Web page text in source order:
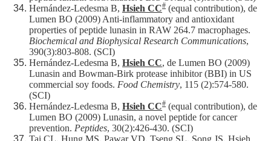
Hernández-Ledesma B, Hsieh CC# (equal contribution), de
Lumen BO (2009) Anti-inflammatory and antioxidant
properties of peptide lunasin in RAW 264.7 macrophages.
Biochemical and Biophysical Research Communications,
390(3):803-808. (SCI)
Hernández-Ledesma B, Hsieh CC, de Lumen BO (2009)
Lunasin and Bowman-Birk protease inhibitor (BBI) in US
commercial soy foods. Food Chemistry, 115 (2):574-580.
(SCI)
Hernández-Ledesma B, Hsieh CC# (equal contribution), de
Lumen BO (2009) Lunasin, a novel peptide for cancer
prevention. Peptides, 30(2):426-430. (SCI)
Tai CL, Hung MS, Pawar VD, Tseng SL, Song JS, Hsieh